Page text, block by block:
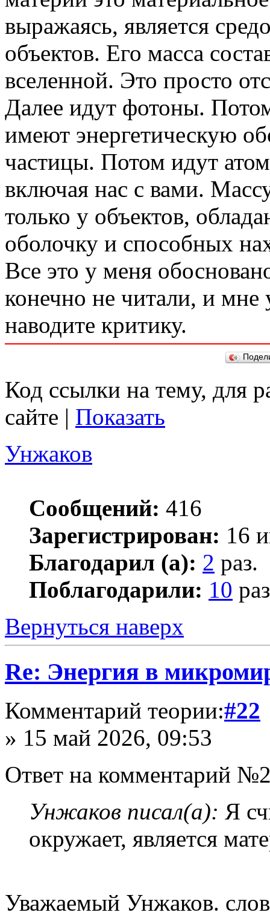
выражаясь, является
объектов. Его масса
вселенной. Это просто
Далее идут фотоны.
имеют энергетическую
частицы. Потом идут
включая нас с вами.
только у объектов,
оболочку и способных
Все это у меня
конечно не читали, и мне
наводите критику.
Код ссылки на тему, для
сайте | Показать
Унжаков
Сообщений: 416
Зарегистрирован: 16
Благодарил (а): 2 раз.
Поблагодарили: 10
Вернуться наверх
Re: Энергия в
Комментарий теории:#22
» 15 май 2026, 09:53
Ответ на комментарий
Унжаков писал(а): Я
окружает, является
Уважаемый Унжаков.